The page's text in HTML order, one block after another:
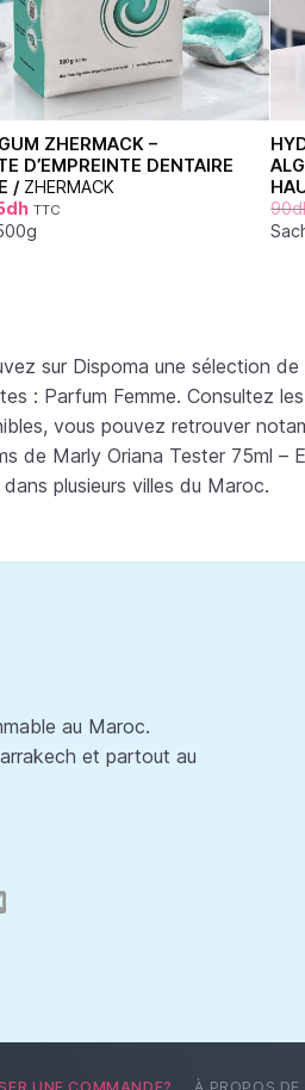
ZHERMACK –
D’EMPREINTE DENTAIRE
/ ZHERMACK
dh TTC
90
sur Dispoma une sélection de
: Parfum Femme. Consultez
vous pouvez retrouver
de Marly Oriana Tester 75ml –
plusieurs villes du Maroc.
au Maroc.
et partout au